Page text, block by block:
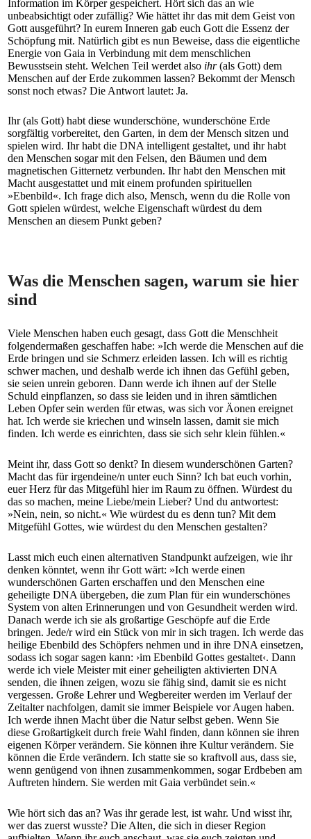
Information im Körper gespeichert. Hört sich das an wie
unbeabsichtigt oder zufällig? Wie hättet ihr das mit dem Geist von
Gott ausgeführt? In eurem Inneren gab euch Gott die Essenz der
Schöpfung mit. Natürlich gibt es nun Beweise, dass die eigentliche
Energie von Gaia in Verbindung mit dem menschlichen
Bewusstsein steht. Welchen Teil werdet also ihr(als Gott) dem
Menschen auf der Erde zukommen lassen? Bekommt der Mensch
sonst noch etwas? Die Antwort lautet: Ja.
Ihr (als Gott) habt diese wunderschöne, wunderschöne Erde
sorgfältig vorbereitet, den Garten, in dem der Mensch sitzen und
spielen wird. Ihr habt die DNA intelligent gestaltet, und ihr habt
den Menschen sogar mit den Felsen, den Bäumen und dem
magnetischen Gitternetz verbunden. Ihr habt den Menschen mit
Macht ausgestattet und mit einem profunden spirituellen
»Ebenbild«. Ich frage dich also, Mensch, wenn du die Rolle von
Gott spielen würdest, welche Eigenschaft würdest du dem
Menschen an diesem Punkt geben?
Was die Menschen sagen, warum sie hier
sind
Viele Menschen haben euch gesagt, dass Gott die Menschheit
folgendermaßen geschaffen habe: »Ich werde die Menschen auf die
Erde bringen und sie Schmerz erleiden lassen. Ich will es richtig
schwer machen, und deshalb werde ich ihnen das Gefühl geben,
sie seien unrein geboren. Dann werde ich ihnen auf der Stelle
Schuld einpflanzen, so dass sie leiden und in ihren sämtlichen
Leben Opfer sein werden für etwas, was sich vor ­Äonen ereignet
hat. Ich werde sie kriechen und winseln lassen, damit sie mich
finden. Ich werde es einrichten, dass sie sich sehr klein fühlen.«
Meint ihr, dass Gott so denkt? In diesem wunderschönen Garten?
Macht das für irgendeine/n unter euch Sinn? Ich bat euch vorhin,
euer Herz für das Mitgefühl hier im Raum zu öffnen. Würdest du
das so machen, meine Liebe/mein Lieber? Und du antwortest:
»Nein, nein, so nicht.« Wie würdest du es denn tun? Mit dem
Mitgefühl Gottes, wie würdest du den Menschen gestalten?
Lasst mich euch einen alternativen Standpunkt aufzeigen, wie ihr
denken könntet, wenn ihr Gott wärt: »Ich werde einen
wunderschönen Garten erschaffen und den Menschen eine
geheiligte DNA übergeben, die zum Plan für ein wunderschönes
System von alten Erinnerungen und von Gesundheit werden wird.
Danach werde ich sie als großartige Geschöpfe auf die Erde
bringen. Jede/r wird ein Stück von mir in sich tragen. Ich werde das
heilige Ebenbild des Schöpfers nehmen und in ihre DNA einsetzen,
sodass ich sogar sagen kann: ›im Ebenbild Gottes gestaltet‹. Dann
werde ich viele Meister mit einer geheiligten aktivierten DNA
senden, die ihnen zeigen, wozu sie fähig sind, damit sie es nicht
vergessen. Große Lehrer und Wegbereiter werden im Verlauf der
Zeitalter nachfolgen, damit sie immer Beispiele vor Augen haben.
Ich werde ihnen Macht über die Natur selbst geben. Wenn Sie
diese Großartigkeit durch freie Wahl finden, dann können sie ihren
eigenen Körper verändern. Sie können ihre Kultur verändern. Sie
können die Erde verändern. Ich statte sie so kraftvoll aus, dass sie,
wenn genügend von ihnen zusammenkommen, sogar Erdbeben am
Auftreten hindern. Sie werden mit Gaia verbündet sein.«
Wie hört sich das an? Was ihr gerade lest, ist wahr. Und wisst ihr,
wer das zuerst wusste? Die Alten, die sich in dieser Region